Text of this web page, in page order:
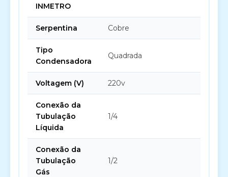
INMETRO
Serpentina Cobre
Tipo
Condensadora
Quadrada
Voltagem (V) 220v
Conexão da
Tubulação
Líquida
1/4
Conexão da
Tubulação
Gás
1/2